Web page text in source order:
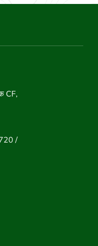
CF,
/